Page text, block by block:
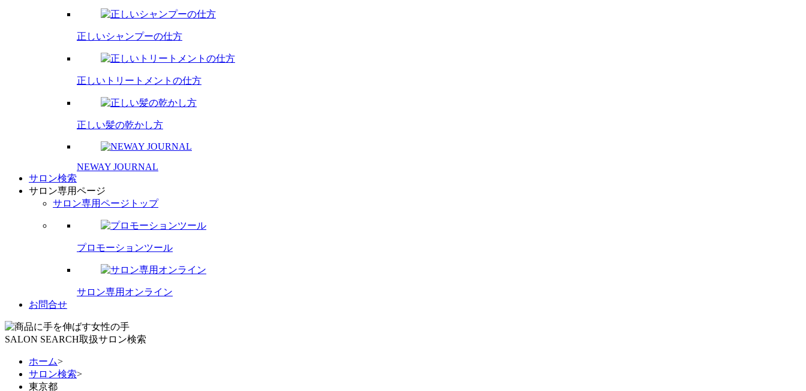
正しいシャンプーの仕方
正しいトリートメントの仕方
正しい髪の乾かし方
NEWAY JOURNAL
サロン検索
サロン専用ページ
サロン専用ページトップ
プロモーションツール
サロン専用オンライン
お問合せ
SALON SEARCH取扱サロン検索
ホーム>
サロン検索>
東京都